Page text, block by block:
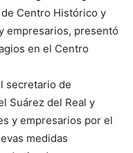
Centro Histórico y
empresarios, presentó
en el Centro
secretario de
Suárez del Real y
y empresarios por el
medidas